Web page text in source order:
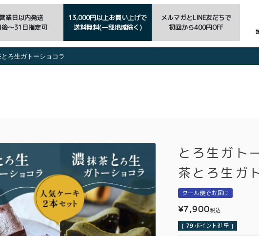
業日以内発送
後〜31日指定可
13,000円以上お買い上げで
送料無料(一部地域除く)
メルマガとLINE友だちで
初回から400円OFF
ろ生ガトーショコラ
とろ生ガト
茶とろ生ガ
クール便でお届け
¥7,900税込
[ 79 ポイント進呈 ]